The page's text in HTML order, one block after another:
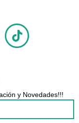
y Novedades!!!